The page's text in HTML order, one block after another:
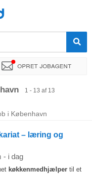
Opret jobagent
1 - 13 af 13
i København
– læring og
- i dag
køkkenmedhjælper til et